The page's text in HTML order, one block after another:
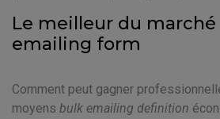
Le meilleur du
emailing form
Comment peut gagner
moyens bulk emailing definition